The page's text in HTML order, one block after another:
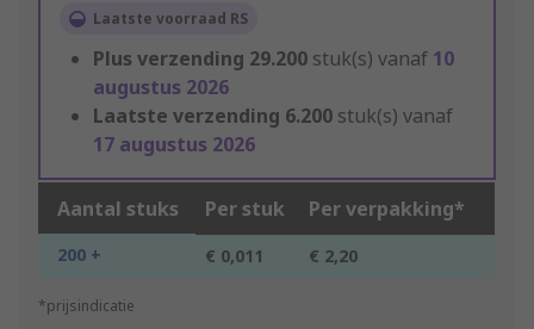
Laatste voorraad RS
Plus verzending 29.200 stuk(s) vanaf 10
augustus 2026
Laatste verzending 6.200 stuk(s) vanaf
17 augustus 2026
Aantal stuks Per stuk Per verpakking*
200 + € 0,011 € 2,20
*prijsindicatie